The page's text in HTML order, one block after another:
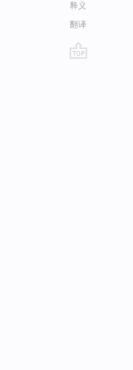
释义
翻译